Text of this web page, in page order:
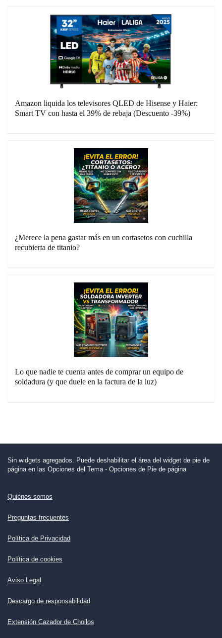
Amazon liquida los televisores QLED de Hisense y Haier:
Smart TV con hasta el 39% de rebaja (Descuento -39%)
¿Merece la pena gastar más en un cortasetos con cuchilla
recubierta de titanio?
Lo que nadie te cuenta antes de comprar un equipo de
soldadura (y que duele en la factura de la luz)
Sin widgets agregados. Puede deshabilitar el área del widget de pie de
página en las Opciones del Tema - Opciones de Pie de página
Quiénes somos
Preguntas frecuentes
Política de Privacidad
Política de cookies
Aviso Legal
Descargo de responsabilidad
Extensión Cazador de Chollos